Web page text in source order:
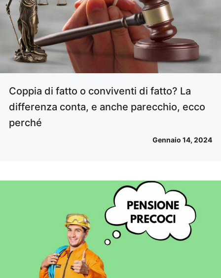
Coppia di fatto o conviventi di fatto? La
differenza conta, e anche parecchio, ecco
perché
Gennaio 14, 2024